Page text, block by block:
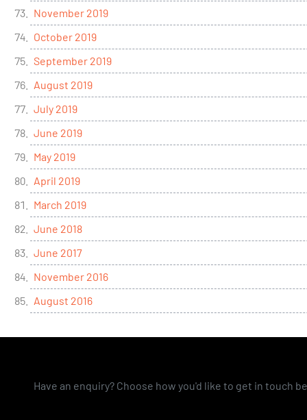
November 2019
October 2019
September 2019
August 2019
July 2019
June 2019
May 2019
April 2019
March 2019
June 2018
June 2017
November 2016
August 2016
Have an enquiry? Choose how you'd like to get in touch